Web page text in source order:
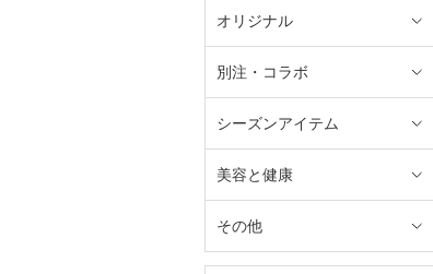
オリジナル
別注・コラボ
シーズンアイテム
美容と健康
その他